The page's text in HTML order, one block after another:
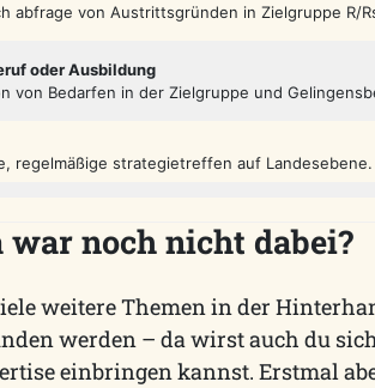
abfrage von Austrittsgründen in Zielgruppe R/
oder Ausbildung
von Bedarfen in der Zielgruppe und
regelmäßige strategietreffen auf Landesebene.
war noch nicht dabei?
weitere Themen in der
werden – da wirst auch du
einbringen kannst. Erstmal